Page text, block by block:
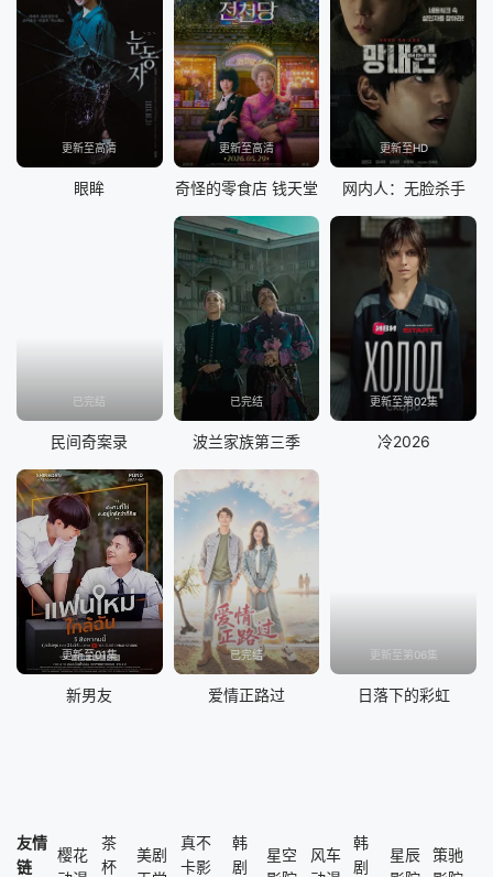
更新至高清
眼眸
更新至高清
奇怪的零食店 钱天堂
更新至HD
网内人：无脸杀手
已完结
民间奇案录
已完结
波兰家族第三季
更新至第02集
冷2026
更新至01集
新男友
已完结
爱情正路过
更新至第06集
日落下的彩虹
友情
链
樱花
茶
杯
美剧
真不
卡影
韩
剧
星空
风车
韩
剧
星辰
策驰